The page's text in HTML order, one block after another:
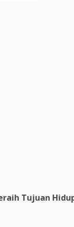
Tujuan